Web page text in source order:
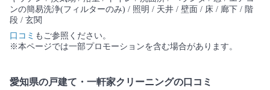
ンの簡易洗浄(フィルターのみ) / 照明 / 天井 / 壁面 / 床 / 廊下 / 階
段 / 玄関
口コミ もご参照ください。
※本ページでは一部プロモーションを含む場合があります。
愛知県の戸建て・一軒家クリーニングの口コミ